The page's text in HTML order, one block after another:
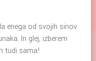
enega od svojih sinov
In glej, izberem
tudi sama!